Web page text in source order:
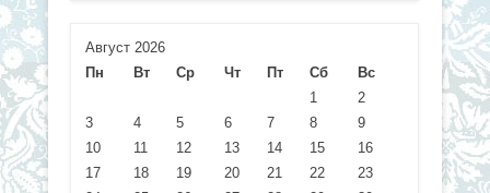
Август 2026
Пн
Вт Ср Чт Пт Сб
Вс
1
2
3
4 5 6 7 8
9
10
11 12 13 14 15
16
17
18 19 20 21 22
23